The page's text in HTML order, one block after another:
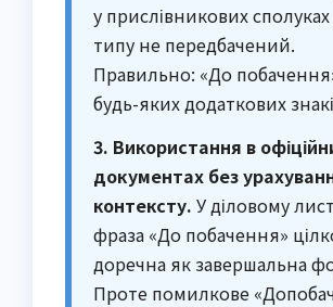
у прислівникових
типу не передбачений.
Правильно: «До
будь-яких додаткових
3. Використання в
документах без
контексту. У діловому
фраза «До побачення»
доречна як завершальна
Проте помилкове